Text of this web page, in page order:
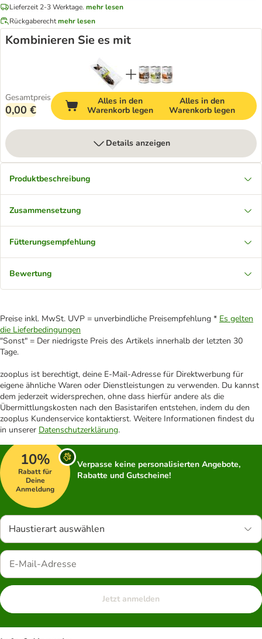
Lieferzeit 2-3 Werktage. mehr lesen
Rückgaberechtmehr lesen
Kombinieren Sie es mit
Gesamtpreis
0,00 €
Alles in den
Warenkorb legen
Alles in den
Warenkorb legen
Details anzeigen
Produktbeschreibung
Zusammensetzung
Fütterungsempfehlung
Bewertung
Preise inkl. MwSt. UVP = unverbindliche Preisempfehlung * Es gelten
die Lieferbedingungen
"Sonst" = Der niedrigste Preis des Artikels innerhalb der letzten 30
Tage.
zooplus ist berechtigt, deine E-Mail-Adresse für Direktwerbung für
eigene ähnliche Waren oder Dienstleistungen zu verwenden. Du kannst
dem jederzeit widersprechen, ohne dass hierfür andere als die
Übermittlungskosten nach den Basistarifen entstehen, indem du den
zooplus Kundenservice kontaktierst. Weitere Informationen findest du
in unserer Datenschutzerklärung.
10%
Rabatt für
Deine
Anmeldung
Verpasse keine personalisierten Angebote,
Rabatte und Gutscheine!
Haustierart auswählen
Jetzt anmelden